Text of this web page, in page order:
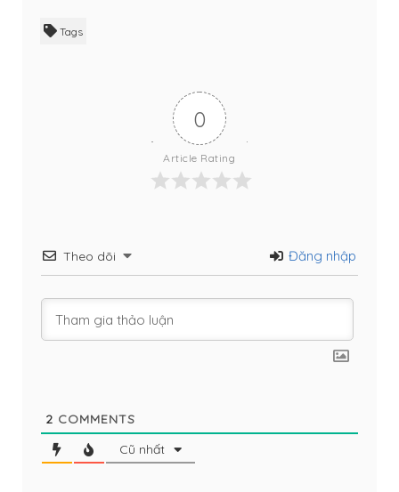
Tags
0
Article Rating
Theo dõi Đăng nhập
2 COMMENTS
Cũ nhất